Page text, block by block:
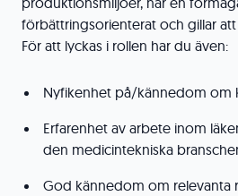
förbättringsorienterat och gillar
För att lyckas i rollen har du även:
Nyfikenhet på/kännedom om
Erfarenhet av arbete inom
den medicintekniska
God kännedom om relevanta